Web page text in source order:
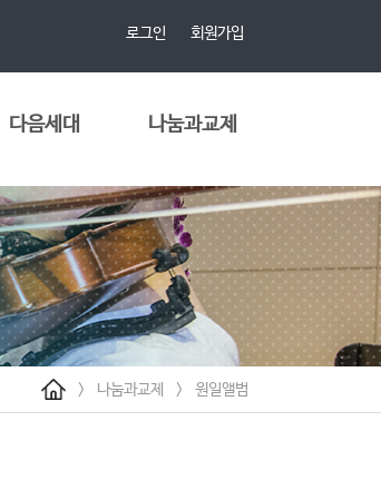
로그인 회원가입
다음세대 나눔과교제
> 나눔과교제 > 원일앨범